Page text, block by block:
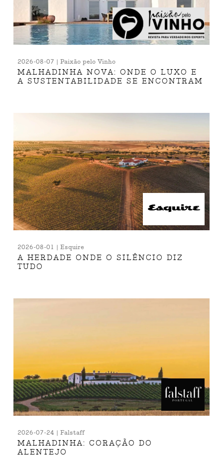
2026-08-07 | Paixão pelo Vinho
MALHADINHA NOVA: ONDE O LUXO E
A SUSTENTABILIDADE SE ENCONTRAM
2026-08-01 | Esquire
A HERDADE ONDE O SILÊNCIO DIZ
TUDO
2026-07-24 | Falstaff
MALHADINHA: CORAÇÃO DO
ALENTEJO